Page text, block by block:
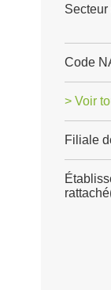
Code
> Voir
Filiale